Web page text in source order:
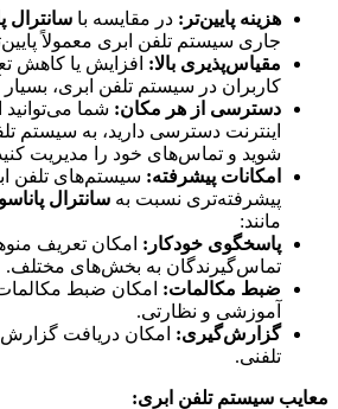
هزینه پایین‌تر: در مقایسه با سانترال
جاری سیستم تلفن ابری معمولاً
مقیاس‌پذیری بالا: افزایش یا کاهش
کاربران در سیستم تلفن ابری،
دسترسی از هر مکان: شما
اینترنت دسترسی دارید، به سیستم
شوید و تماس‌های خود را مدیریت
امکانات پیشرفته: سیستم‌های تلفن
پیشرفته‌تری نسبت به سانترال
مانند:
پاسخگوی خودکار: امکان تعریف
تماس‌گیرندگان به بخش‌های مختلف.
ضبط مکالمات: امکان ضبط
آموزشی و نظارتی.
گزارش‌گیری: امکان دریافت
تلفنی.
معایب سیستم تلفن ابری: